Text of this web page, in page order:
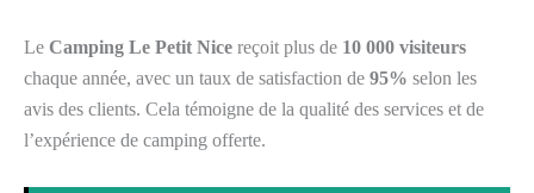
Le Camping Le Petit Nice reçoit plus de 10 000 visiteurs
chaque année, avec un taux de satisfaction de 95% selon les
avis des clients. Cela témoigne de la qualité des services et de
l’expérience de camping offerte.